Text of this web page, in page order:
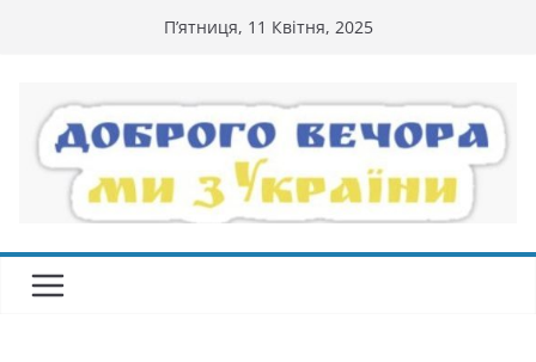
П’ятниця, 11 Квітня, 2025